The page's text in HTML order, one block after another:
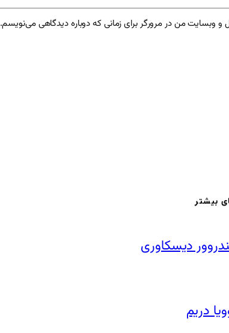
و وبسایت من در مرورگر برای زمانی که دوباره دیدگاهی می‌نویسم.
بیشتر
دیسکاوری
دریم